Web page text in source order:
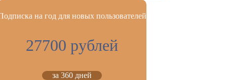
на год для новых пользователей
27700 рублей
за 360 дней